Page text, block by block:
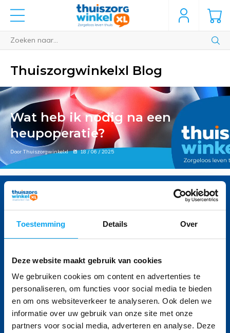
Toestemming Details Over
Deze website maakt gebruik van cookies
We gebruiken cookies om content en advertenties te
personaliseren, om functies voor social media te bieden
en om ons websiteverkeer te analyseren. Ook delen we
informatie over uw gebruik van onze site met onze
partners voor social media, adverteren en analyse. Deze
Thuiszorgwinkelxl Blog
Wat heb ik nodig na een
heupoperatie?
Door Thuiszorgwinkelxl 18 / 06 / 2025
Voor vragen bel 040 236 45 06
Volg ons
Ontvang de nieuwste aanbiedingen en
promoties
Abonneer